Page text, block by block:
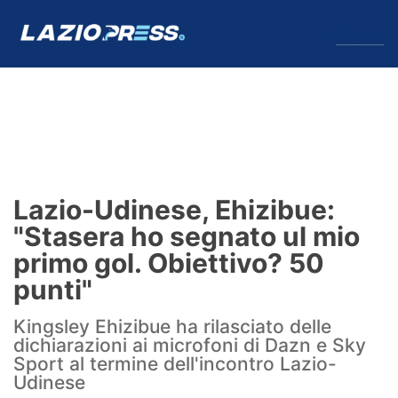
Formello
Infortuni
Primavera
Calciomercato
Lazio Women
Lazio-Udinese, Ehizibue:
"Stasera ho segnato ul mio
primo gol. Obiettivo? 50
punti"
Kingsley Ehizibue ha rilasciato delle
dichiarazioni ai microfoni di Dazn e Sky
Sport al termine dell'incontro Lazio-
Udinese